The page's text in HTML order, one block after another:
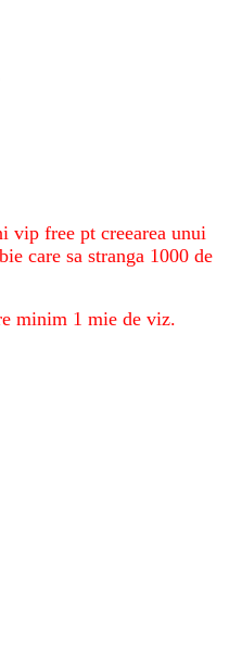
vip free pt creearea unui
care sa stranga 1000 de
minim 1 mie de viz.